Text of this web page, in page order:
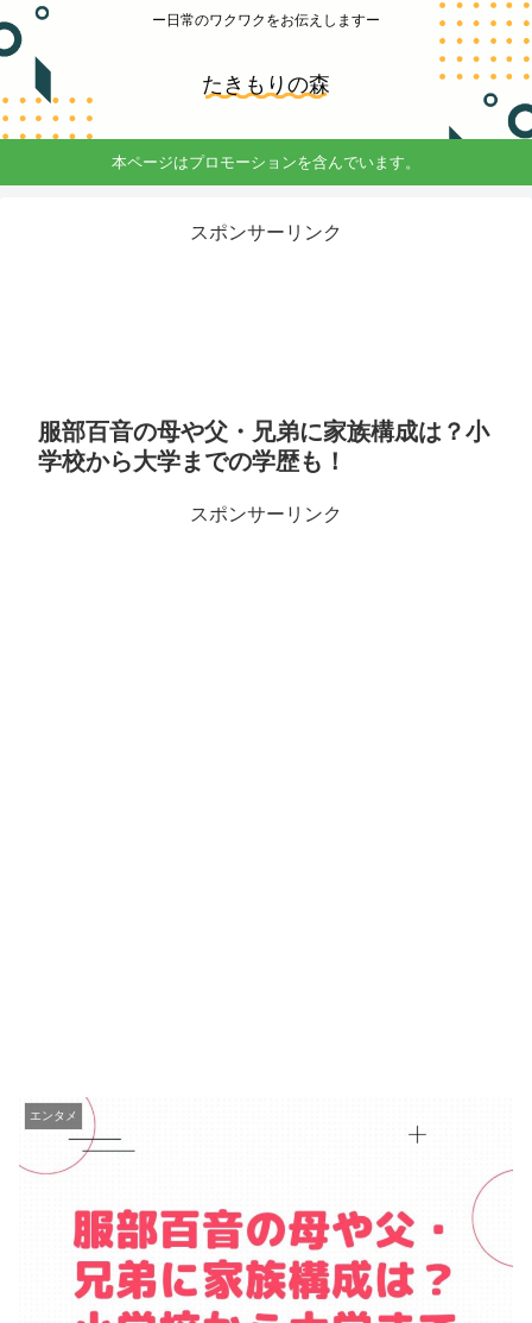
ー日常のワクワクをお伝えしますー
たきもりの森
本ページはプロモーションを含んでいます。
スポンサーリンク
服部百音の母や父・兄弟に家族構成は？小
学校から大学までの学歴も！
スポンサーリンク
エンタメ